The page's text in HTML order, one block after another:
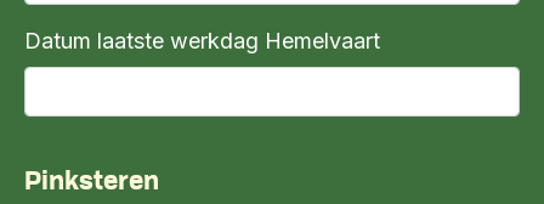
Datum laatste werkdag Hemelvaart
Pinksteren